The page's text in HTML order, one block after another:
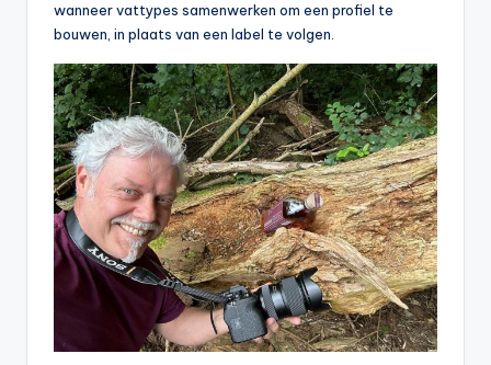
wanneer vattypes samenwerken om een profiel te
bouwen, in plaats van een label te volgen.